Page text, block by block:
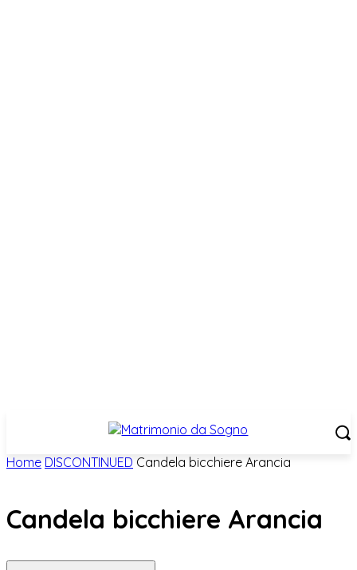
Home DISCONTINUED Candela bicchiere Arancia
Candela bicchiere Arancia